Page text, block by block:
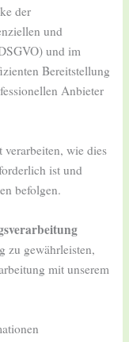
der
und
und im
Bereitstellung
Anbieter
wie dies
ist und
befolgen.
zu gewährleisten,
mit unserem